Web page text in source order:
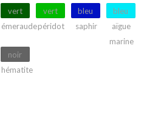
vert
émeraude
vert
péridot
bleu
saphir
bleu
aïgue
marine
noir
hématite